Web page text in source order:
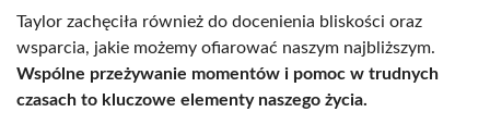
Taylor zachęciła również do docenienia bliskości oraz
wsparcia, jakie możemy ofiarować naszym najbliższym.
Wspólne przeżywanie momentów i pomoc w trudnych
czasach to kluczowe elementy naszego życia.